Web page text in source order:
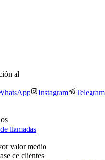
al
Instagram Telegram
llamadas
valor medio
de clientes